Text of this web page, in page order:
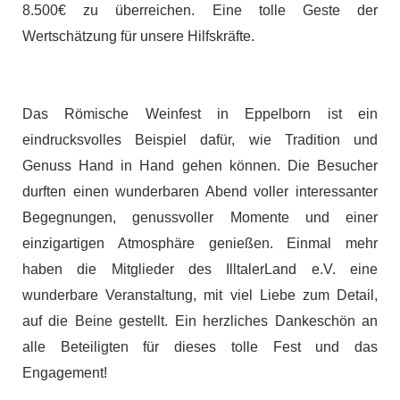
8.500€ zu überreichen. Eine tolle Geste der
Wertschätzung für unsere Hilfskräfte.
Das Römische Weinfest in Eppelborn ist ein
eindrucksvolles Beispiel dafür, wie Tradition und
Genuss Hand in Hand gehen können. Die Besucher
durften einen wunderbaren Abend voller interessanter
Begegnungen, genussvoller Momente und einer
einzigartigen Atmosphäre genießen. Einmal mehr
haben die Mitglieder des IlltalerLand e.V. eine
wunderbare Veranstaltung, mit viel Liebe zum Detail,
auf die Beine gestellt. Ein herzliches Dankeschön an
alle Beteiligten für dieses tolle Fest und das
Engagement!